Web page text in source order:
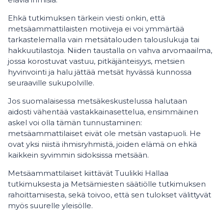
Ehkä tutkimuksen tärkein viesti onkin, että
metsäammattilaisten motiiveja ei voi ymmärtää
tarkastelemalla vain metsätalouden talouslukuja tai
hakkuutilastoja. Niiden taustalla on vahva arvomaailma,
jossa korostuvat vastuu, pitkäjänteisyys, metsien
hyvinvointi ja halu jättää metsät hyvässä kunnossa
seuraaville sukupolville.
Jos suomalaisessa metsäkeskustelussa halutaan
aidosti vähentää vastakkainasettelua, ensimmäinen
askel voi olla tämän tunnustaminen:
metsäammattilaiset eivät ole metsän vastapuoli. He
ovat yksi niistä ihmisryhmistä, joiden elämä on ehkä
kaikkein syvimmin sidoksissa metsään.
Metsäammattilaiset kiittävät Tuulikki Hallaa
tutkimuksesta ja Metsämiesten säätiölle tutkimuksen
rahoittamisesta, sekä toivoo, että sen tulokset välittyvät
myös suurelle yleisölle.